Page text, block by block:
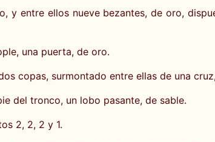
y entre ellos nueve bezantes, de oro,
una puerta, de oro.
copas, surmontado entre ellas de una
del tronco, un lobo pasante, de sable.
2, 2, 2 y 1.